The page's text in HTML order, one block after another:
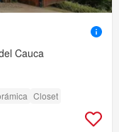
Cauca
Closet